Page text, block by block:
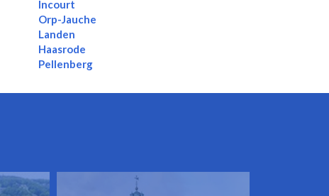
Incourt
Orp-Jauche
Landen
Haasrode
Pellenberg